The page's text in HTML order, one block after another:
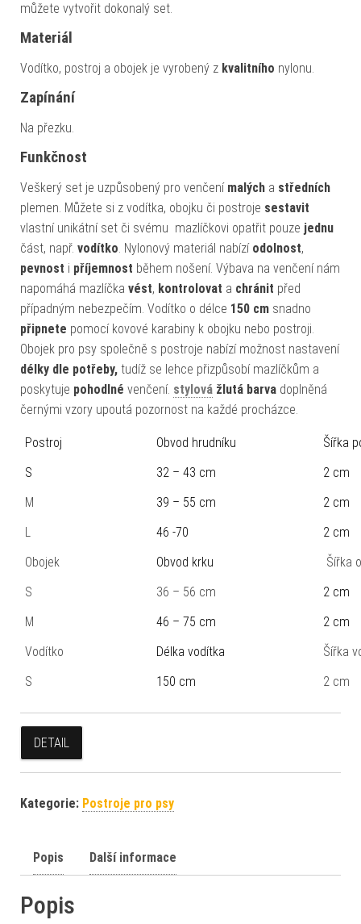
můžete vytvořit dokonalý set.
Materiál
Vodítko, postroj a obojek je vyrobený z kvalitního nylonu.
Zapínání
Na přezku.
Funkčnost
Veškerý set je uzpůsobený pro venčení malých a středních
plemen. Můžete si z vodítka, obojku či postroje sestavit
vlastní unikátní set či svému mazlíčkovi opatřit pouze jednu
část, např. vodítko. Nylonový materiál nabízí odolnost,
pevnost i příjemnost během nošení. Výbava na venčení nám
napomáhá mazlíčka vést, kontrolovat a chránit před
případným nebezpečím. Vodítko o délce 150 cm snadno
připnete pomocí kovové karabiny k obojku nebo postroji.
Obojek pro psy společně s postroje nabízí možnost nastavení
délky dle potřeby, tudíž se lehce přizpůsobí mazlíčkům a
poskytuje pohodlné venčení. stylová žlutá barva doplněná
černými vzory upoutá pozornost na každé procházce.
Postroj Obvod hrudníku
Šířka
S
32 – 43 cm
2 cm
M
39 – 55 cm
2 cm
L
46 -70
2 cm
Obojek
Obvod krku
Šířka
S
36 – 56 cm
2 cm
M
46 – 75 cm
2 cm
Vodítko
Délka vodítka
Šířka
S
150 cm 2 cm
DETAIL
Kategorie: Postroje pro psy
Popis Další informace
Popis